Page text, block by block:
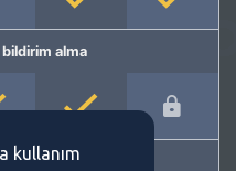
alma
kullanım